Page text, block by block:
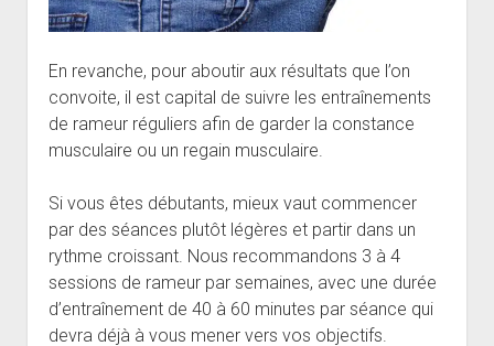
En revanche, pour aboutir aux résultats que l’on
convoite, il est capital de suivre les entraînements
de rameur réguliers afin de garder la constance
musculaire ou un regain musculaire.
Si vous êtes débutants, mieux vaut commencer
par des séances plutôt légères et partir dans un
rythme croissant. Nous recommandons 3 à 4
sessions de rameur par semaines, avec une durée
d’entraînement de 40 à 60 minutes par séance qui
devra déjà à vous mener vers vos objectifs.